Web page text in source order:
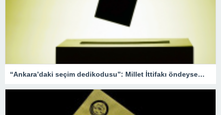
“Ankara’daki seçim dedikodusu”: Millet İttifakı öndeyse…